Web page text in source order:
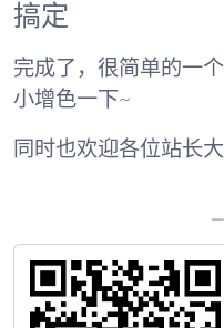
搞定
完成了，很简单的一
小增色一下~
同时也欢迎各位站长